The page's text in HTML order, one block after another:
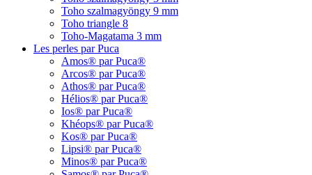
Toho szalmagyöngy 9 mm
Toho triangle 8
Toho-Magatama 3 mm
Les perles par Puca
Amos® par Puca®
Arcos® par Puca®
Athos® par Puca®
Hélios® par Puca®
Ios® par Puca®
Khéops® par Puca®
Kos® par Puca®
Lipsi® par Puca®
Minos® par Puca®